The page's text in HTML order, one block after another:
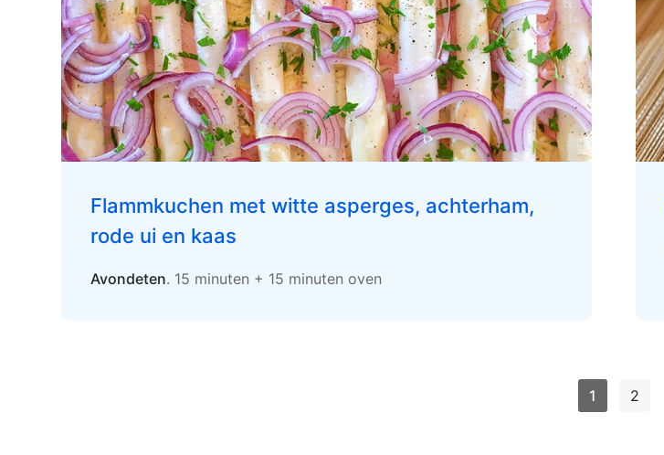
Flammkuchen met witte asperges, achterham,
rode ui en kaas
Avondeten. 15 minuten + 15 minuten oven
1 2